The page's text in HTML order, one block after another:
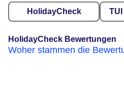
HolidayCheck
HolidayCheck Bewertungen
Woher stammen die